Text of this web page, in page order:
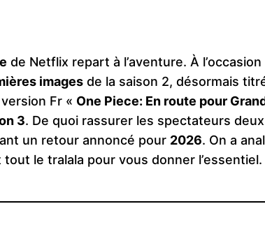
de Netflix repart à l’aventure. À l’occasion
images de la saison 2, désormais
Fr « One Piece: En route pour
3. De quoi rassurer les spectateurs
un retour annoncé pour 2026. On a
le tralala pour vous donner l’essentiel.